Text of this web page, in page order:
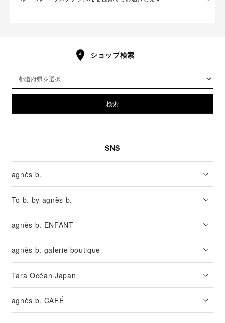
ショップ検索
検索
SNS
agnès b.
To b. by agnès b.
agnès b. ENFANT
agnès b. galerie boutique
Tara Océan Japan
agnès b. CAFÉ